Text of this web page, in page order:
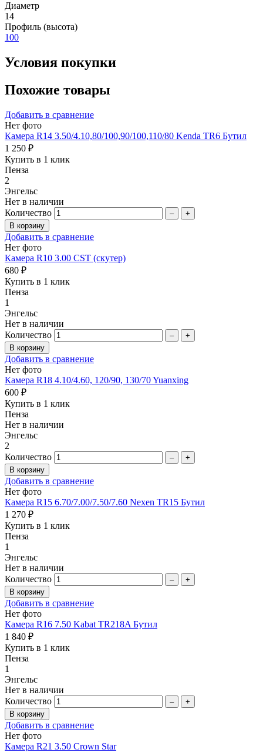
Диаметр
14
Профиль (высота)
100
Условия покупки
Похожие товары
Добавить в сравнение
Нет фото
Камера R14 3.50/4.10,80/100,90/100,110/80 Kenda TR6 Бутил
1 250 ₽
Купить в 1 клик
Пенза
2
Энгельс
Нет в наличии
Количество
– +
Добавить в сравнение
Нет фото
Камера R10 3.00 CST (скутер)
680 ₽
Купить в 1 клик
Пенза
1
Энгельс
Нет в наличии
Количество
– +
Добавить в сравнение
Нет фото
Камера R18 4.10/4.60, 120/90, 130/70 Yuanxing
600 ₽
Купить в 1 клик
Пенза
Нет в наличии
Энгельс
2
Количество
– +
Добавить в сравнение
Нет фото
Камера R15 6.70/7.00/7.50/7.60 Nexen TR15 Бутил
1 270 ₽
Купить в 1 клик
Пенза
1
Энгельс
Нет в наличии
Количество
– +
Добавить в сравнение
Нет фото
Камера R16 7.50 Kabat TR218A Бутил
1 840 ₽
Купить в 1 клик
Пенза
1
Энгельс
Нет в наличии
Количество
– +
Добавить в сравнение
Нет фото
Камера R21 3.50 Crown Star